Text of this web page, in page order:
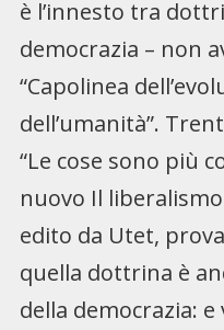
è l’innesto tra
democrazia – non
“Capolinea
dell’umanità”.
“Le cose sono più
nuovo Il
edito da Utet,
quella dottrina è
della democrazia: